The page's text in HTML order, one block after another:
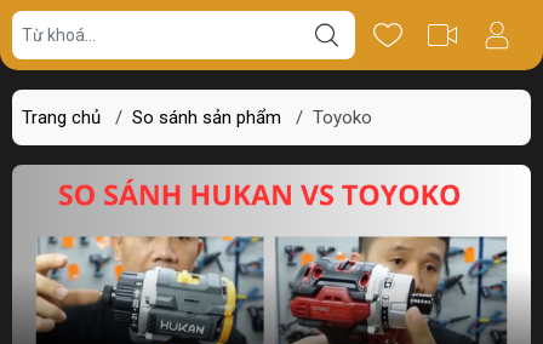
Trang chủ / So sánh sản phẩm / Toyoko